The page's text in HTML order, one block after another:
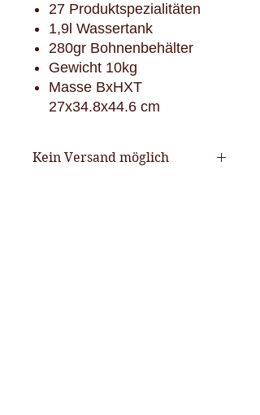
27 Produktspezialitäten
1,9l Wassertank
280gr Bohnenbehälter
Gewicht 10kg
Masse BxHXT
27x34.8x44.6 cm
Kein Versand möglich